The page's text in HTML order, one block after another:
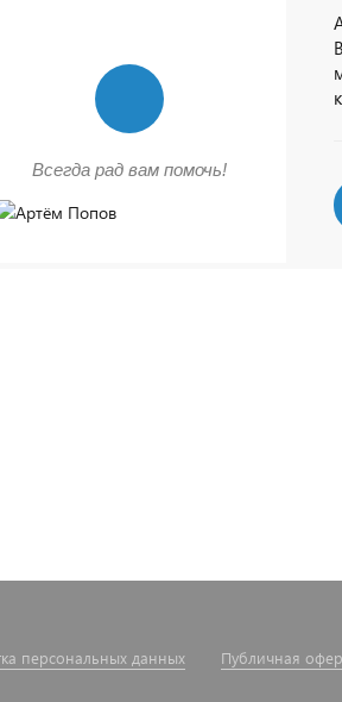
Всегда рад вам помочь!
персональных данных Публичная